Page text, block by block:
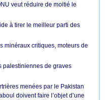
veut réduire de moitié le
à tirer le meilleur parti des
minéraux critiques, moteurs de
palestiniennes de graves
menées par le Pakistan
doivent faire l’objet d’une